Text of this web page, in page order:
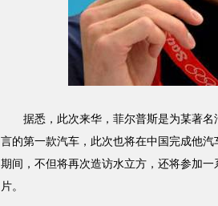
据悉，此次来华，菲尔普斯是为某著名
言的第一款汽车，此次也将在中国完成他
期间，不但将再次造访水立方，还将参加
片。